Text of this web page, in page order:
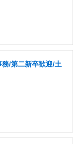
務/第二新卒歓迎/土